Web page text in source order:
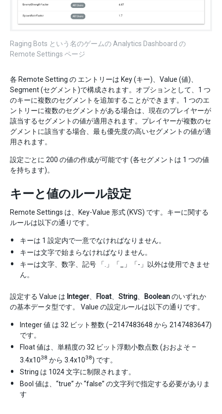
Raging Bots という名のゲームの Analytics Dashboard の
Remote Settings ページ
各 Remote Setting の エントリーは Key (キー)、Value (値)、
Segment (セグメント)で構成されます。オプションとして、1 つ
のキーに複数のセグメントを追加することができます。1 つのエ
ントリーに複数のセグメントがある場合は、現在のプレイヤーが
該当するセグメントの値が適用されます。プレイヤーが複数のセ
グメントに該当する場合、最も優先度の高いセグメントの値が適
用されます。
設定ごとに 200 の値の作成が可能です (各セグメントは 1 つの値
を持ちます)。
キーと値のルール設定
Remote Settings は、Key-Value 形式 (KVS) です。キーに関する
ルールは以下の通りです。
キーは 1 設定内で一意でなければなりません。
キーは文字で始まらなければなりません。
キーは文字、数字、記号 「.」「_」「-」以外は使用できませ
ん。
設定する Value は Integer Float String Booleanのいずれか
の基本データ型です。 Value の設定ルールは以下の通りです。
Integer 値 は 32 ビット整数 (–2147483648 から 2147483647)
です。
Float 値は、単精度の 32 ビット浮動小数点数 (おおよそ –
3.4x1038 から 3.4x1038) です。
String は 1024 文字に制限されます。
Bool 値は、“true” か “false” の文字列で指定する必要がありま
す